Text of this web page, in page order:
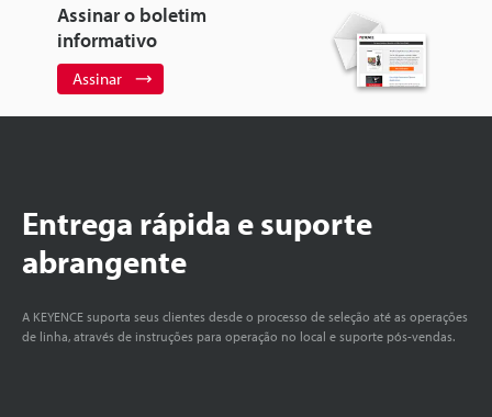
Assinar o boletim
informativo
Assinar
Entrega rápida e suporte
abrangente
A KEYENCE suporta seus clientes desde o processo de seleção até as operações
de linha, através de instruções para operação no local e suporte pós-vendas.